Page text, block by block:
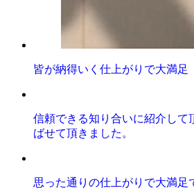
皆が納得いく仕上がりで大満足
信頼できる知り合いに紹介して
ばせて頂きました。
思った通りの仕上がりで大満足